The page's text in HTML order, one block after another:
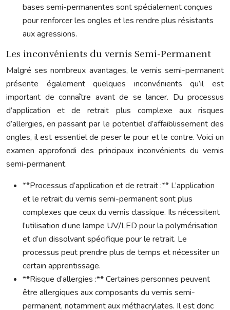
bases semi-permanentes sont spécialement conçues
pour renforcer les ongles et les rendre plus résistants
aux agressions.
Les inconvénients du vernis Semi-Permanent
Malgré ses nombreux avantages, le vernis semi-permanent
présente également quelques inconvénients qu’il est
important de connaître avant de se lancer. Du processus
d’application et de retrait plus complexe aux risques
d’allergies, en passant par le potentiel d’affaiblissement des
ongles, il est essentiel de peser le pour et le contre. Voici un
examen approfondi des principaux inconvénients du vernis
semi-permanent.
**Processus d’application et de retrait :** L’application
et le retrait du vernis semi-permanent sont plus
complexes que ceux du vernis classique. Ils nécessitent
l’utilisation d’une lampe UV/LED pour la polymérisation
et d’un dissolvant spécifique pour le retrait. Le
processus peut prendre plus de temps et nécessiter un
certain apprentissage.
**Risque d’allergies :** Certaines personnes peuvent
être allergiques aux composants du vernis semi-
permanent, notamment aux méthacrylates. Il est donc